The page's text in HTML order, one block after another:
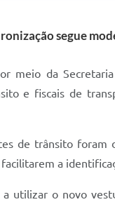
segue
meio da
e fiscais de
de trânsito foram
a
utilizar o novo